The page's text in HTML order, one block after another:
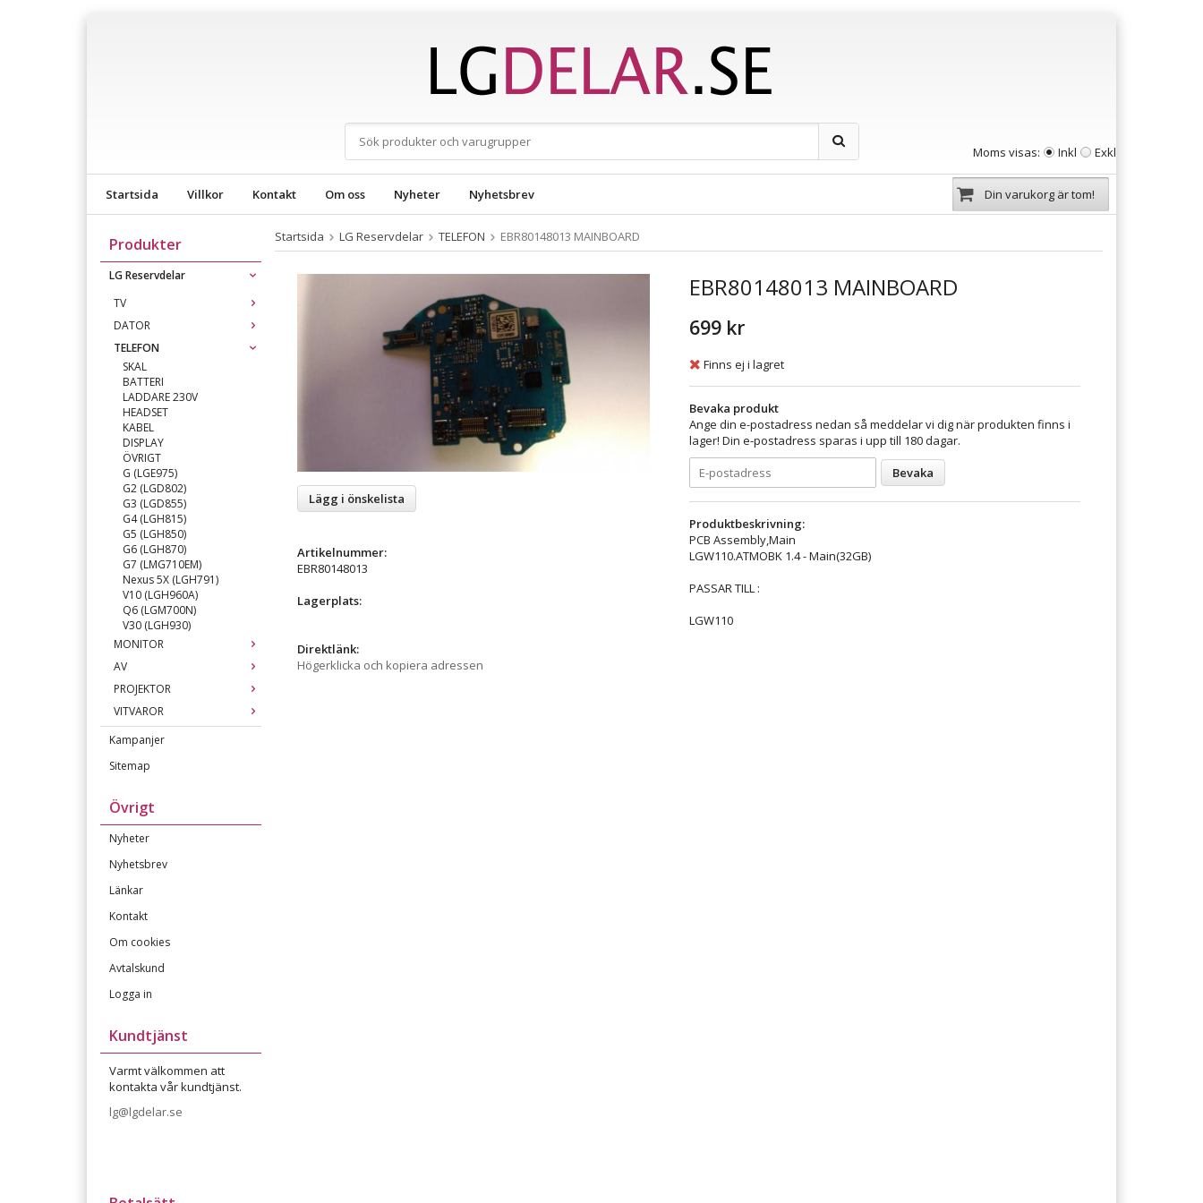
Moms visas: Inkl Exkl
Startsida Villkor Kontakt Om oss Nyheter Nyhetsbrev Din varukorg är tom!
Produkter
LG Reservdelar
TV
DATOR
TELEFON
SKAL
BATTERI
LADDARE 230V
HEADSET
KABEL
DISPLAY
ÖVRIGT
G (LGE975)
G2 (LGD802)
G3 (LGD855)
G4 (LGH815)
G5 (LGH850)
G6 (LGH870)
G7 (LMG710EM)
Nexus 5X (LGH791)
V10 (LGH960A)
Q6 (LGM700N)
V30 (LGH930)
MONITOR
AV
PROJEKTOR
VITVAROR
Kampanjer
Sitemap
Övrigt
Nyheter
Nyhetsbrev
Länkar
Kontakt
Om cookies
Avtalskund
Logga in
Kundtjänst
Varmt välkommen att
kontakta vår kundtjänst.
lg@lgdelar.se
Startsida LG Reservdelar TELEFON EBR80148013 MAINBOARD
EBR80148013 MAINBOARD
699 kr
Finns ej i lagret
Bevaka produkt
Ange din e-postadress nedan så meddelar vi dig när produkten finns i
lager! Din e-postadress sparas i upp till 180 dagar.
Bevaka
Produktbeskrivning:
PCB Assembly,Main
LGW110.ATMOBK 1.4 - Main(32GB)
PASSAR TILL :
LGW110
Lägg i önskelista
Artikelnummer:
EBR80148013
Lagerplats:
Direktlänk:
Högerklicka och kopiera adressen